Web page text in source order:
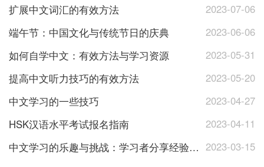
扩展中文词汇的有效方法
2023-07-06
端午节：中国文化与传统节日的庆典
2023-06-06
如何自学中文：有效方法与学习资源
2023-05-31
提高中文听力技巧的有效方法
2023-05-20
中文学习的一些技巧
2023-04-27
HSK汉语水平考试报名指南
2023-04-11
中文学习的乐趣与挑战：学习者分享经验与心得 2023-03-15